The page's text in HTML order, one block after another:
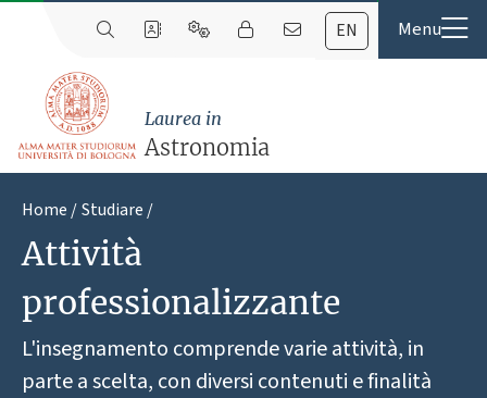
EN
Laurea in
Astronomia
Home Studiare
Attività
professionalizzante
L'insegnamento comprende varie attività, in
parte a scelta, con diversi contenuti e finalità